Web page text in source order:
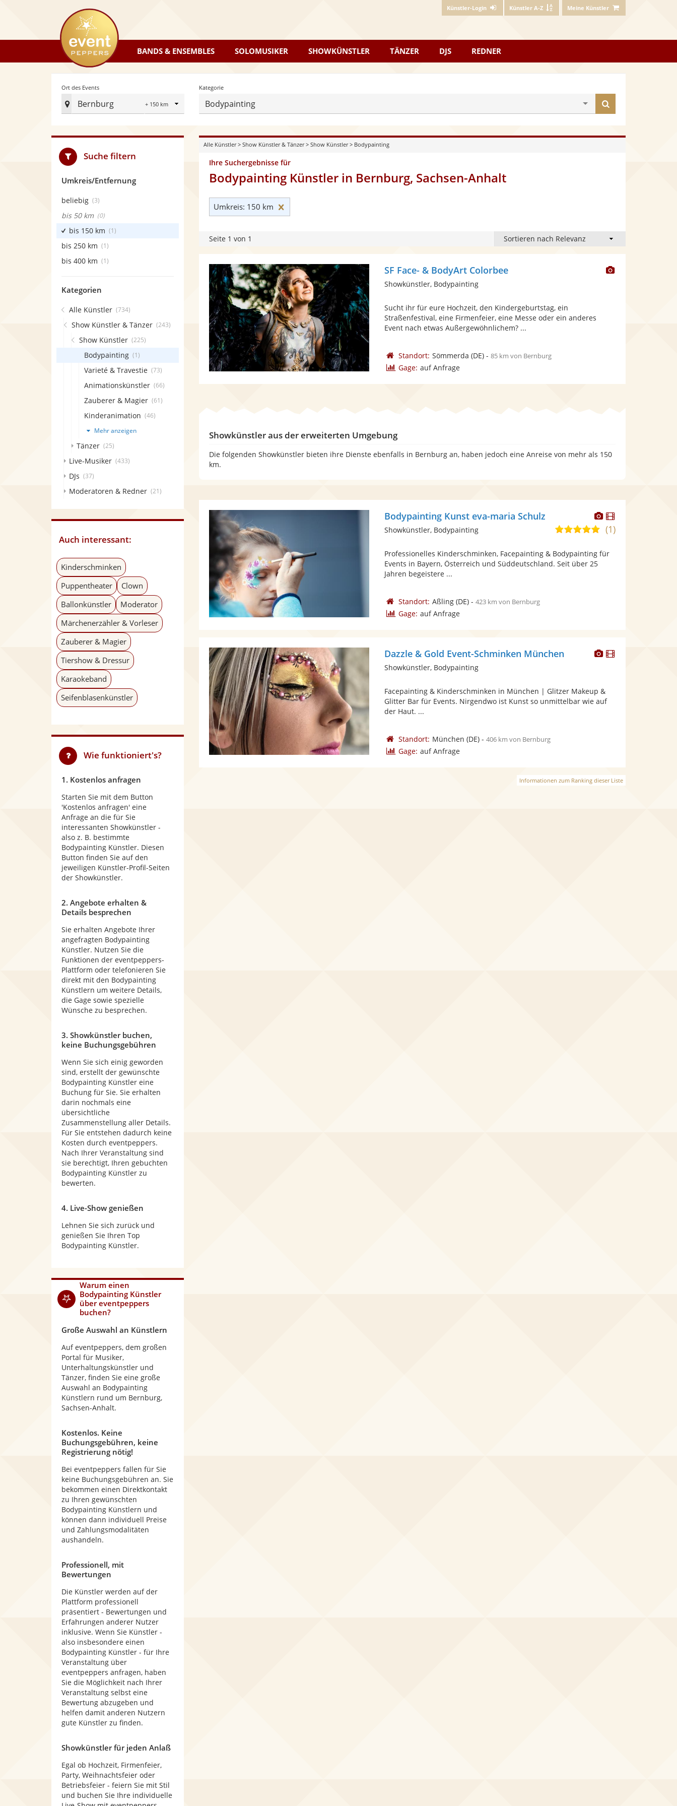
Künstler-Login Künstler A-Z Meine Künstler
eventpeppers
BANDS & ENSEMBLES SOLOMUSIKER SHOWKÜNSTLER TÄNZER DJS REDNER
Ort des Events
Bernburg
Radius
Ort
Events
festlegen
Kategorie
Bodypainting
finden
Alle Künstler> Show Künstler & Tänzer> Show Künstler> Bodypainting
Ihre Suchergebnisse für
Bodypainting Künstler in Bernburg, Sachsen-Anhalt
Umkreis: 150 km
Seite 1 von 1
Dieser
SF Face- & BodyArt Colorbee
Showkünstler, Bodypainting
Sucht ihr für eure Hochzeit, den Kindergeburtstag, ein
Straßenfestival, eine Firmenfeier, eine Messe oder ein anderes
Event nach etwas Außergewöhnlichem? ...
Standort: Sömmerda (DE)- 85 km von Bernburg
Gage: auf Anfrage
Showkünstler aus der erweiterten Umgebung
Die folgenden Showkünstler bieten ihre Dienste ebenfalls in Bernburg an, haben jedoch eine Anreise von mehr als 150
km.
Dieser
Künstler
stellt
bereit.
Dieser
Künstler
Bodypainting Kunst eva-maria Schulz
5,0
5
(1)
Showkünstler, Bodypainting
Professionelles Kinderschminken, Facepainting & Bodypainting für
Events in Bayern, Österreich und Süddeutschland. Seit über 25
Jahren begeistere ...
Standort: Aßling(DE)- 423 km von Bernburg
Gage: auf Anfrage
Dieser
bereit.
Dieser
Dazzle & Gold Event-Schminken München
Showkünstler, Bodypainting
Facepainting & Kinderschminken in München | Glitzer Makeup &
Glitter Bar für Events. Nirgendwo ist Kunst so unmittelbar wie auf
der Haut. ...
Standort: München (DE)- 406 km von Bernburg
Gage: auf Anfrage
Informationen zum Ranking dieser Liste
Suche filtern
Umkreis/Entfernung
beliebig (3)
bis 50 km (0)
bis 150 km (1)
bis 250 km (1)
bis 400 km (1)
Kategorien
Alle Künstler (734)
Show Künstler & Tänzer (243)
Show Künstler (225)
Bodypainting (1)
Varieté & Travestie (73)
Animationskünstler (66)
Zauberer & Magier (61)
Kinderanimation (46)
Mehr anzeigen
Tänzer (25)
Live-Musiker (433)
DJs (37)
Moderatoren & Redner (21)
Auch interessant:
Kinderschminken
Puppentheater
Clown
Ballonkünstler
Moderator
Märchenerzähler & Vorleser
Zauberer & Magier
Tiershow & Dressur
Karaokeband
Seifenblasenkünstler
Wie funktioniert's?
1. Kostenlos anfragen
Starten Sie mit dem Button
'Kostenlos anfragen' eine
Anfrage an die für Sie
interessanten Showkünstler -
also z. B. bestimmte
Bodypainting Künstler. Diesen
Button finden Sie auf den
jeweiligen Künstler-Profil-Seiten
der Showkünstler.
2. Angebote erhalten &
Details besprechen
Sie erhalten Angebote Ihrer
angefragten Bodypainting
Künstler. Nutzen Sie die
Funktionen der eventpeppers-
Plattform oder telefonieren Sie
direkt mit den Bodypainting
Künstlern um weitere Details,
die Gage sowie spezielle
Wünsche zu besprechen.
3. Showkünstler buchen,
keine Buchungsgebühren
Wenn Sie sich einig geworden
sind, erstellt der gewünschte
Bodypainting Künstler eine
Buchung für Sie. Sie erhalten
darin nochmals eine
übersichtliche
Zusammenstellung aller Details.
Für Sie entstehen dadurch keine
Kosten durch eventpeppers.
Nach Ihrer Veranstaltung sind
sie berechtigt, Ihren gebuchten
Bodypainting Künstler zu
bewerten.
4. Live-Show genießen
Lehnen Sie sich zurück und
genießen Sie Ihren Top
Bodypainting Künstler.
Warum einen
Bodypainting Künstler
über eventpeppers
buchen?
Große Auswahl an Künstlern
Auf eventpeppers, dem großen
Portal für Musiker,
Unterhaltungskünstler und
Tänzer, finden Sie eine große
Auswahl an Bodypainting
Künstlern rund um Bernburg,
Sachsen-Anhalt.
Kostenlos. Keine
Buchungsgebühren, keine
Registrierung nötig!
Bei eventpeppers fallen für Sie
keine Buchungsgebühren an. Sie
bekommen einen Direktkontakt
zu Ihren gewünschten
Bodypainting Künstlern und
können dann individuell Preise
und Zahlungsmodalitäten
aushandeln.
Professionell, mit
Bewertungen
Die Künstler werden auf der
Plattform professionell
präsentiert - Bewertungen und
Erfahrungen anderer Nutzer
inklusive. Wenn Sie Künstler -
also insbesondere einen
Bodypainting Künstler - für Ihre
Veranstaltung über
eventpeppers anfragen, haben
Sie die Möglichkeit nach Ihrer
Veranstaltung selbst eine
Bewertung abzugeben und
helfen damit anderen Nutzern
gute Künstler zu finden.
Showkünstler für jeden Anlaß
Egal ob Hochzeit, Firmenfeier,
Party, Weihnachtsfeier oder
Betriebsfeier - feiern Sie mit Stil
und buchen Sie Ihre individuelle